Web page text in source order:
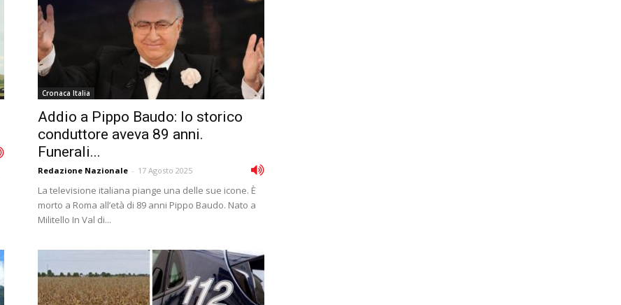
Cronaca Italia
Addio a Pippo Baudo: lo storico
conduttore aveva 89 anni.
Funerali...
Redazione Nazionale - 17 Agosto 2025
La televisione italiana piange una delle sue icone. È
morto a Roma all’età di 89 anni Pippo Baudo. Nato a
Militello In Val di...